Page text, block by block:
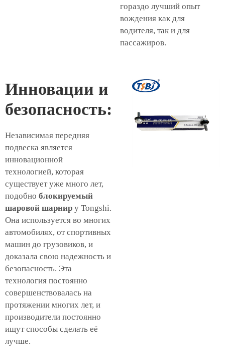
гораздо лучший опыт
вождения как для
водителя, так и для
пассажиров.
Инновации и
безопасность:
Независимая передняя
подвеска является
инновационной
технологией, которая
существует уже много лет,
подобно блокируемый
шаровой шарнир у Tongshi.
Она используется во многих
автомобилях, от спортивных
машин до грузовиков, и
доказала свою надежность и
безопасность. Эта
технология постоянно
совершенствовалась на
протяжении многих лет, и
производители постоянно
ищут способы сделать её
лучше.